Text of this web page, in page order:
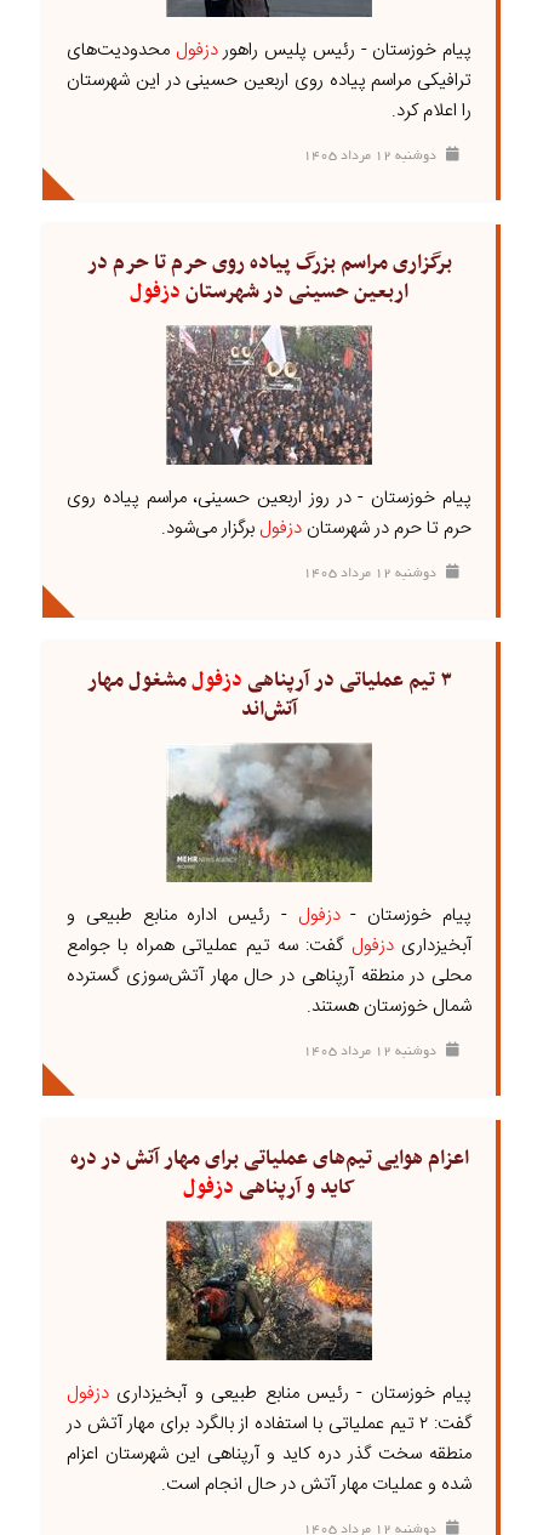
پیام خوزستان - رئیس پلیس راهوردزفول محدودیت‌های
ترافیکی مراسم پیاده روی اربعین حسینی در این شهرستان
را اعلام کرد.
دوشنبه ۱۲ مرداد ۱۴۰۵
برگزاری مراسم بزرگ پیاده روی حرم تا حرم در
اربعین حسینی در شهرستاندزفول
پیام خوزستان - در روز اربعین حسینی، مراسم پیاده روی
حرم تا حرم در شهرستان دزفول برگزار می‌شود.
دوشنبه ۱۲ مرداد ۱۴۰۵
۳ تیم عملیاتی در آرپناهی دزفولمشغول مهار
آتش‌اند
پیام خوزستان -دزفول - رئیس اداره منابع طبیعی و
آبخیزداریدزفول گفت: سه تیم عملیاتی همراه با جوامع
محلی در منطقه آرپناهی در حال مهار آتش‌سوزی گسترده
شمال خوزستان هستند.
دوشنبه ۱۲ مرداد ۱۴۰۵
اعزام هوایی تیم‌های عملیاتی برای مهار آتش در دره
کاید و آرپناهی دزفول
پیام خوزستان - رئیس منابع طبیعی و آبخیزداری دزفول
گفت: ۲ تیم عملیاتی با استفاده از بالگرد برای مهار آتش در
منطقه سخت گذر دره کاید و آرپناهی این شهرستان اعزام
شده و عملیات مهار آتش در حال انجام است.
دوشنبه ۱۲ مرداد ۱۴۰۵